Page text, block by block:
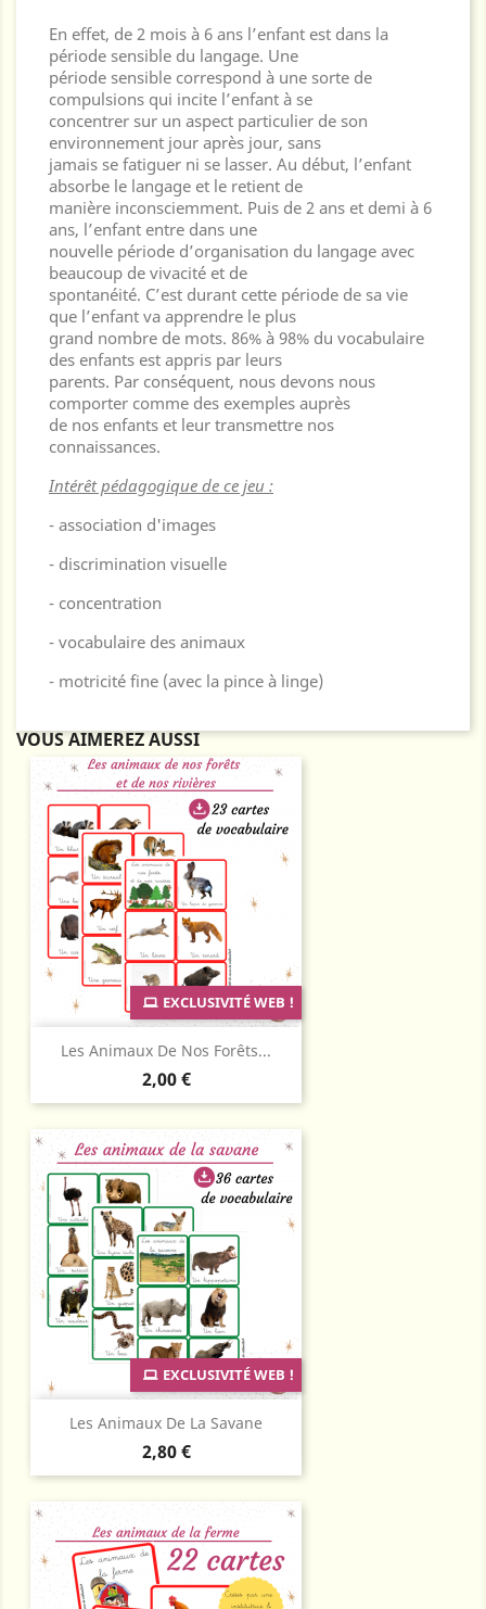
En effet, de 2 mois à 6 ans l’enfant est dans la
période sensible du langage. Une
période sensible correspond à une sorte de
compulsions qui incite l’enfant à se
concentrer sur un aspect particulier de son
environnement jour après jour, sans
jamais se fatiguer ni se lasser. Au début, l’enfant
absorbe le langage et le retient de
manière inconsciemment. Puis de 2 ans et demi à 6
ans, l’enfant entre dans une
nouvelle période d’organisation du langage avec
beaucoup de vivacité et de
spontanéité. C’est durant cette période de sa vie
que l’enfant va apprendre le plus
grand nombre de mots. 86% à 98% du vocabulaire
des enfants est appris par leurs
parents. Par conséquent, nous devons nous
comporter comme des exemples auprès
de nos enfants et leur transmettre nos
connaissances.
Intérêt pédagogique de ce jeu :
- association d'images
- discrimination visuelle
- concentration
- vocabulaire des animaux
- motricité fine (avec la pince à linge)
VOUS AIMEREZ AUSSI
Les Animaux De Nos Forêts...
Prix
2,00 €
EXCLUSIVITÉ WEB !
Les Animaux De La Savane
Prix
2,80 €
EXCLUSIVITÉ WEB !